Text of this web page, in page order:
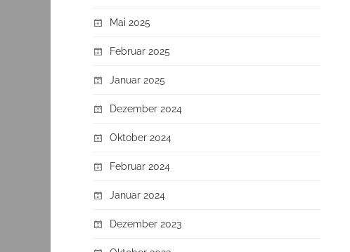
Mai 2025
Februar 2025
Januar 2025
Dezember 2024
Oktober 2024
Februar 2024
Januar 2024
Dezember 2023